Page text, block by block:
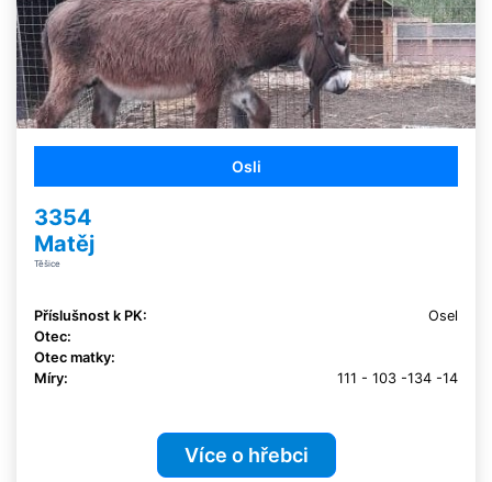
Osli
3354
Matěj
Těšice
Příslušnost k PK:
Osel
Otec:
Otec matky:
Míry:
111 - 103 -134 -14
Více o hřebci